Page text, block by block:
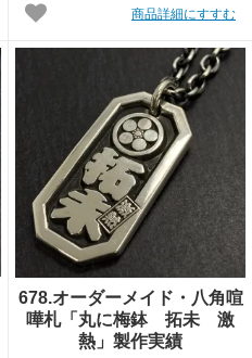
商品詳細にすすむ
678.オーダーメイド・八角喧
嘩札「丸に梅鉢 拓未 激
熱」製作実績